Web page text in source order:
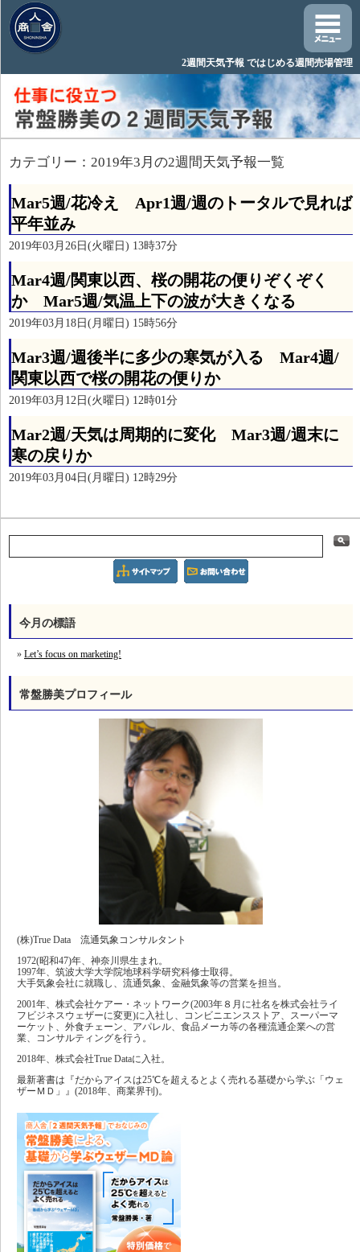
2週間天気予報 ではじめる週間売場管理
カテゴリー：2019年3月の2週間天気予報一覧
Mar5週/花冷え Apr1週/週のトータルで見れば
平年並み
2019年03月26日(火曜日) 13時37分
Mar4週/関東以西、桜の開花の便りぞくぞく
か Mar5週/気温上下の波が大きくなる
2019年03月18日(月曜日) 15時56分
Mar3週/週後半に多少の寒気が入る Mar4週/
関東以西で桜の開花の便りか
2019年03月12日(火曜日) 12時01分
Mar2週/天気は周期的に変化 Mar3週/週末に
寒の戻りか
2019年03月04日(月曜日) 12時29分
今月の標語
Let’s focus on marketing!
常盤勝美プロフィール
(株)True Data 流通気象コンサルタント
1972(昭和47)年、神奈川県生まれ。
1997年、筑波大学大学院地球科学研究科修士取得。
大手気象会社に就職し、流通気象、金融気象等の営業を担当。
2001年、株式会社ケアー・ネットワーク(2003年８月に社名を株式会社ライ
フビジネスウェザーに変更)に入社し、コンビニエンスストア、スーパーマ
ーケット、外食チェーン、アパレル、食品メーカ等の各種流通企業への営
業、コンサルティングを行う。
2018年、株式会社True Dataに入社。
最新著書は『だからアイスは25℃を超えるとよく売れる基礎から学ぶ「ウェ
ザーＭＤ」』(2018年、商業界刊)。